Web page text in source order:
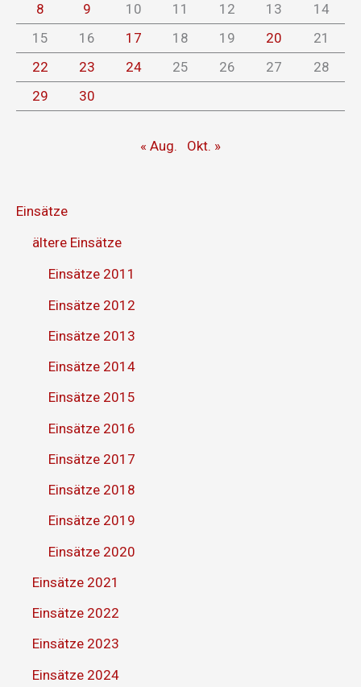
8
9 10 11 12 13
14
15
16 17 18 19 20
21
22
23 24 25 26 27
28
29
30
« Aug. Okt. »
Einsätze
ältere Einsätze
Einsätze 2011
Einsätze 2012
Einsätze 2013
Einsätze 2014
Einsätze 2015
Einsätze 2016
Einsätze 2017
Einsätze 2018
Einsätze 2019
Einsätze 2020
Einsätze 2021
Einsätze 2022
Einsätze 2023
Einsätze 2024